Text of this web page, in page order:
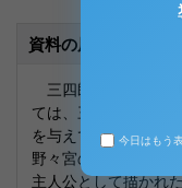
資料の原本内容
三四郎が主人公で
ては、三四郎特有の
を与えているかを考
野々宮の恋に横恋慕
主人公として描かれ
今日はもう